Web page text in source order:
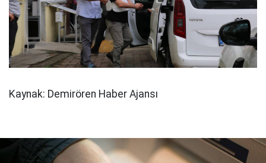
Kaynak: Demirören Haber Ajansı